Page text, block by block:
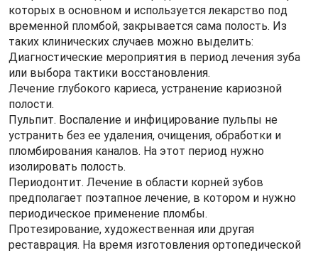
которых в основном и используется лекарство под
временной пломбой, закрывается сама полость. Из
таких клинических случаев можно выделить:
Диагностические мероприятия в период лечения зуба
или выбора тактики восстановления.
Лечение глубокого кариеса, устранение кариозной
полости.
Пульпит. Воспаление и инфицирование пульпы не
устранить без ее удаления, очищения, обработки и
пломбирования каналов. На этот период нужно
изолировать полость.
Периодонтит. Лечение в области корней зубов
предполагает поэтапное лечение, в котором и нужно
периодическое применение пломбы.
Протезирование, художественная или другая
реставрация. На время изготовления ортопедической